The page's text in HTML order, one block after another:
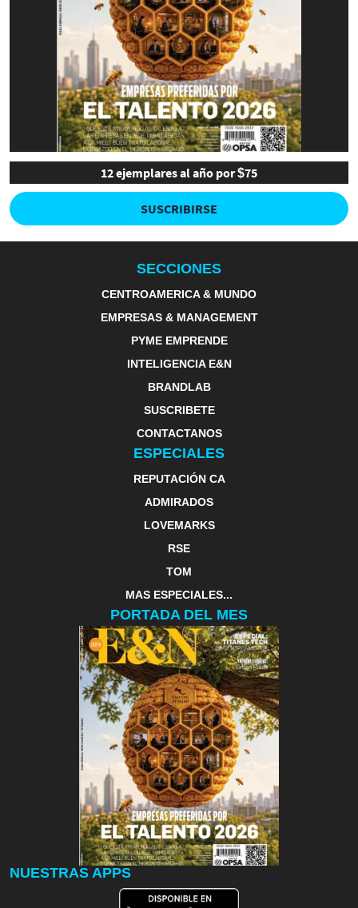
12 ejemplares al año por $75
SUSCRIBIRSE
SECCIONES
CENTROAMERICA & MUNDO
EMPRESAS & MANAGEMENT
PYME EMPRENDE
INTELIGENCIA E&N
BRANDLAB
SUSCRIBETE
CONTACTANOS
ESPECIALES
REPUTACIÓN CA
ADMIRADOS
LOVEMARKS
RSE
TOM
MAS ESPECIALES...
PORTADA DEL MES
NUESTRAS APPS